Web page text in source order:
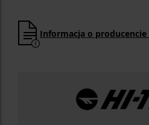
Informacja o